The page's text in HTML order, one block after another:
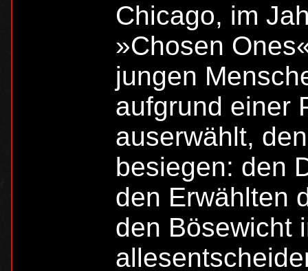
Chicago, im
»Chosen
jungen
aufgrund einer
auserwählt,
besiegen: den
den Erwählten
den Bösewicht